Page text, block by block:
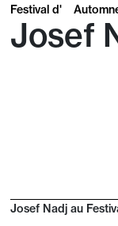
Festival d'
Josef
Josef Nadj au